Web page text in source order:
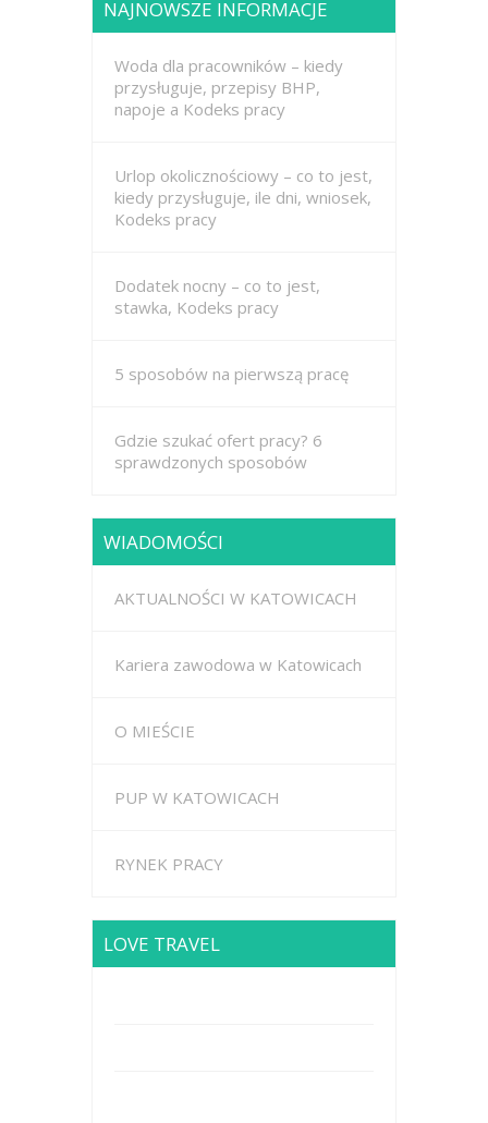
NAJNOWSZE INFORMACJE
Woda dla pracowników – kiedy
przysługuje, przepisy BHP,
napoje a Kodeks pracy
Urlop okolicznościowy – co to jest,
kiedy przysługuje, ile dni, wniosek,
Kodeks pracy
Dodatek nocny – co to jest,
stawka, Kodeks pracy
5 sposobów na pierwszą pracę
Gdzie szukać ofert pracy? 6
sprawdzonych sposobów
WIADOMOŚCI
AKTUALNOŚCI W KATOWICACH
Kariera zawodowa w Katowicach
O MIEŚCIE
PUP W KATOWICACH
RYNEK PRACY
LOVE TRAVEL